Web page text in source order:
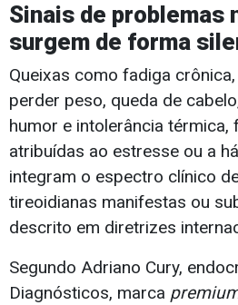
Sinais de problemas
surgem de forma
Queixas como fadiga
perder peso, queda de
humor e intolerância térmica,
atribuídas ao estresse ou a
integram o espectro clínico
tireoidianas manifestas ou
descrito em diretrizes
Segundo Adriano Cury,
Diagnósticos, marca